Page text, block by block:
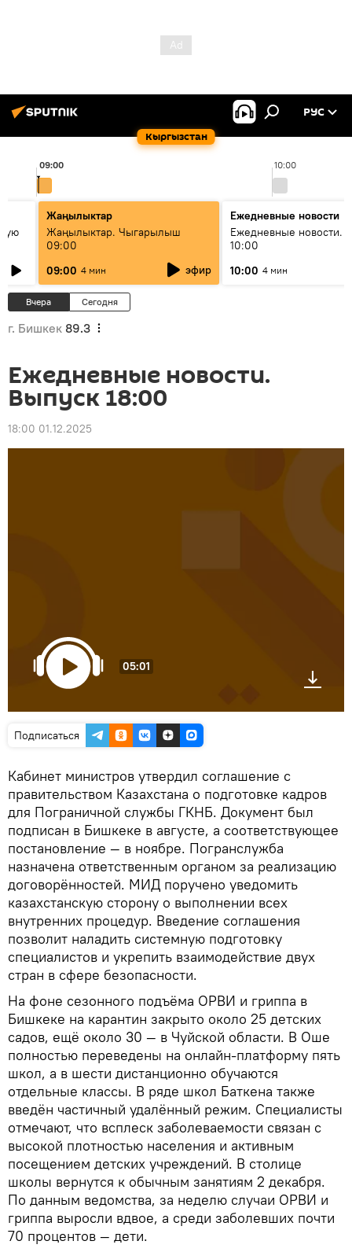
Кыргызстан
РУС
10:00
09:00
Жаңылыктар
Жаңылыктар. Чыгарылыш
09:00
09:00 4 мин эфир
Ежедневные новости
Ежедневные новости.
10:00
10:00 4 мин
Вчера Сегодня
г. Бишкек 89.3
Ежедневные новости.
Выпуск 18:00
18:00 01.12.2025
05:01
Подписаться
Кабинет министров утвердил соглашение с
правительством Казахстана о подготовке кадров
для Пограничной службы ГКНБ. Документ был
подписан в Бишкеке в августе, а соответствующее
постановление — в ноябре. Погранслужба
назначена ответственным органом за реализацию
договорённостей. МИД поручено уведомить
казахстанскую сторону о выполнении всех
внутренних процедур. Введение соглашения
позволит наладить системную подготовку
специалистов и укрепить взаимодействие двух
стран в сфере безопасности.
На фоне сезонного подъёма ОРВИ и гриппа в
Бишкеке на карантин закрыто около 25 детских
садов, ещё около 30 — в Чуйской области. В Оше
полностью переведены на онлайн-платформу пять
школ, а в шести дистанционно обучаются
отдельные классы. В ряде школ Баткена также
введён частичный удалённый режим. Специалисты
отмечают, что всплеск заболеваемости связан с
высокой плотностью населения и активным
посещением детских учреждений. В столице
школы вернутся к обычным занятиям 2 декабря.
По данным ведомства, за неделю случаи ОРВИ и
гриппа выросли вдвое, а среди заболевших почти
70 процентов — дети.